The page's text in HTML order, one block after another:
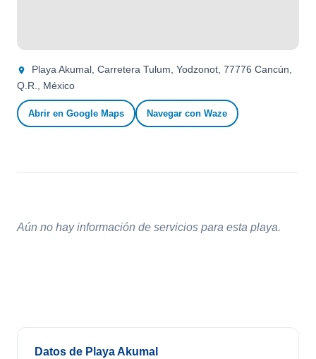
Playa Akumal, Carretera Tulum, Yodzonot, 77776 Cancún,
Q.R., México
Abrir en Google Maps Navegar con Waze
Aún no hay información de servicios para esta playa.
Datos de Playa Akumal